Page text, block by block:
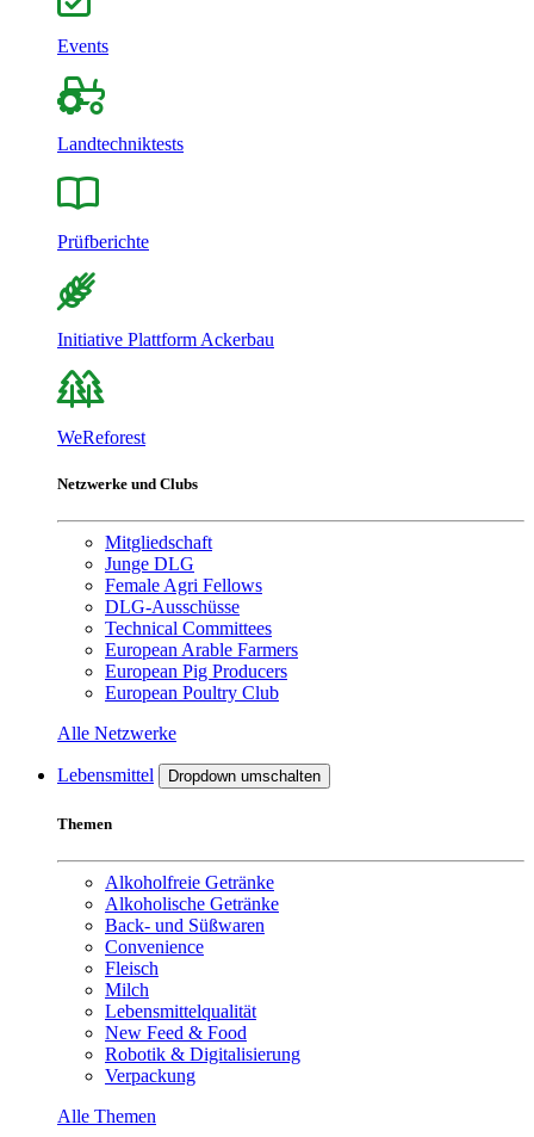
Events
Landtechniktests
Prüfberichte
Initiative Plattform Ackerbau
WeReforest
Netzwerke und Clubs
Mitgliedschaft
Junge DLG
Female Agri Fellows
DLG-Ausschüsse
Technical Committees
European Arable Farmers
European Pig Producers
European Poultry Club
Alle Netzwerke
Lebensmittel Dropdown umschalten
Themen
Alkoholfreie Getränke
Alkoholische Getränke
Back- und Süßwaren
Convenience
Fleisch
Milch
Lebensmittelqualität
New Feed & Food
Robotik & Digitalisierung
Verpackung
Alle Themen